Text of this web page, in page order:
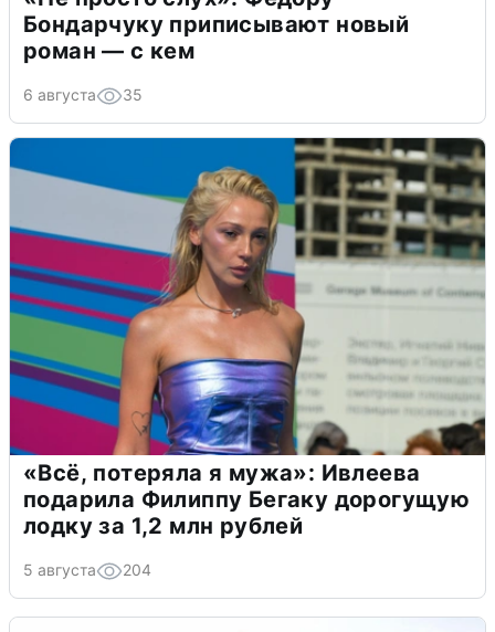
Бондарчуку приписывают новый
роман — с кем
6 августа 35
«Всё, потеряла я мужа»: Ивлеева
подарила Филиппу Бегаку дорогущую
лодку за 1,2 млн рублей
5 августа 204